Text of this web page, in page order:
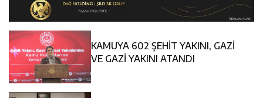
KAMUYA 602 ŞEHİT YAKINI, GAZİ
VE GAZİ YAKINI ATANDI